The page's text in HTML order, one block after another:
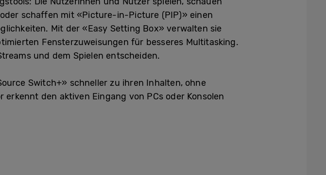
schaffen mit «Picture-in-Picture (PIP)» einen
Mit der «Easy Setting Box» verwalten sie
Fensterzuweisungen für besseres Multitasking.
und dem Spielen entscheiden.
Switch+» schneller zu ihren Inhalten, ohne
den aktiven Eingang von PCs oder Konsolen